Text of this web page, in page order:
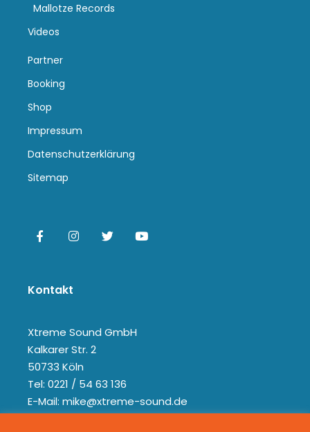
Mallotze Records
Videos
Partner
Booking
Shop
Impressum
Datenschutzerklärung
Sitemap
Kontakt
Xtreme Sound GmbH
Kalkarer Str. 2
50733 Köln
Tel: 0221 / 54 63 136
E-Mail: mike@xtreme-sound.de